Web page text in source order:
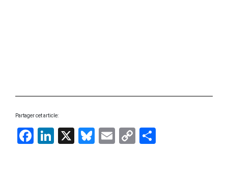
Partager cet article:
Facebook
LinkedIn
X Bluesky
Email
Copy